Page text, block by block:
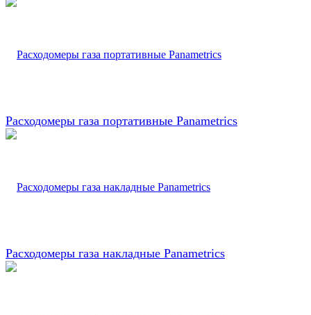
Расходомеры газа портативные Panametrics
Расходомеры газа накладные Panametrics